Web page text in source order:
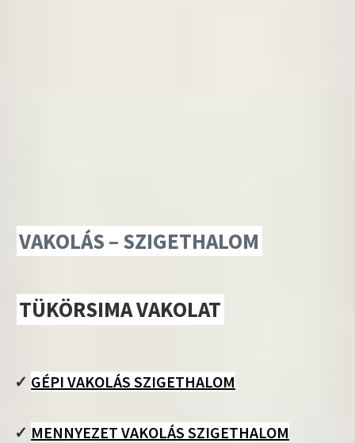
VAKOLÁS – SZIGETHALOM
TÜKÖRSIMA VAKOLAT
✓ GÉPI VAKOLÁS SZIGETHALOM
✓ MENNYEZET VAKOLÁS SZIGETHALOM